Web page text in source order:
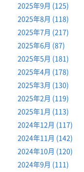
2025年9月 (125)
2025年8月 (118)
2025年7月 (217)
2025年6月 (87)
2025年5月 (181)
2025年4月 (178)
2025年3月 (130)
2025年2月 (119)
2025年1月 (113)
2024年12月 (117)
2024年11月 (142)
2024年10月 (120)
2024年9月 (111)